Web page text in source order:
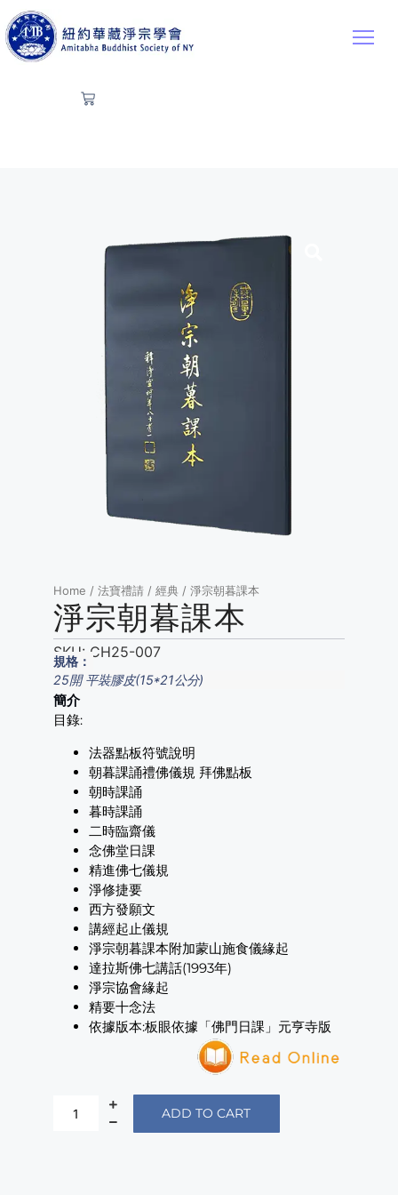
Home / 法寶禮請 / 經典 / 淨宗朝暮課本
淨宗朝暮課本
SKU: CH25-007
規格：
25開 平裝膠皮(15*21公分)
簡介
目錄:
法器點板符號說明
朝暮課誦禮佛儀規 拜佛點板
朝時課誦
暮時課誦
二時臨齋儀
念佛堂日課
精進佛七儀規
淨修捷要
西方發願文
講經起止儀規
淨宗朝暮課本附加蒙山施食儀緣起
達拉斯佛七講話(1993年)
淨宗協會緣起
精要十念法
依據版本:板眼依據「佛門日課」元亨寺版
ADD TO CART